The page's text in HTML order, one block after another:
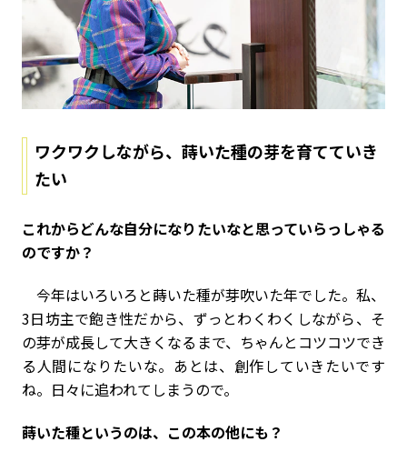
ワクワクしながら、蒔いた種の芽を育てていき
たい
――これからどんな自分になりたいなと思っていらっしゃる
のですか？
今年はいろいろと蒔いた種が芽吹いた年でした。私、
3日坊主で飽き性だから、ずっとわくわくしながら、そ
の芽が成長して大きくなるまで、ちゃんとコツコツでき
る人間になりたいな。あとは、創作していきたいです
ね。日々に追われてしまうので。
――蒔いた種というのは、この本の他にも？